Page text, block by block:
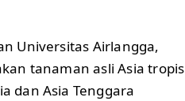
Universitas Airlangga,
tanaman asli Asia tropis
dan Asia Tenggara